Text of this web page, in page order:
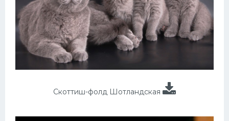
Скоттиш-фолд Шотландская